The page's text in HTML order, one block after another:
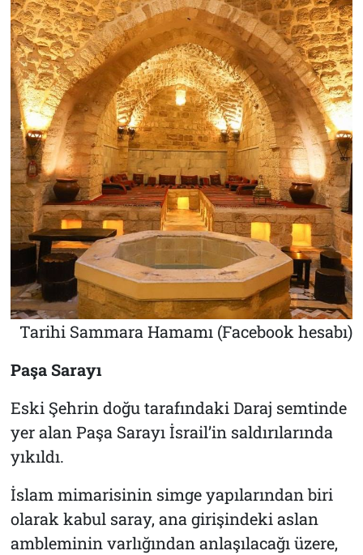
Tarihi Sammara Hamamı (Facebook hesabı)
Paşa Sarayı
Eski Şehrin doğu tarafındaki Daraj semtinde
yer alan Paşa Sarayı İsrail’in saldırılarında
yıkıldı.
İslam mimarisinin simge yapılarından biri
olarak kabul saray, ana girişindeki aslan
ambleminin varlığından anlaşılacağı üzere,